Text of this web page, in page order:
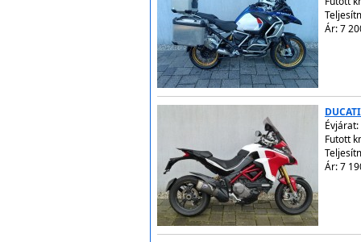
Ár: 7
Évjárat:
Futott
Ár: 7